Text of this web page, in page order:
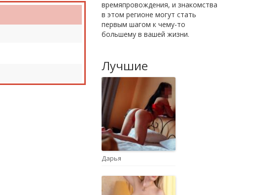
времяпровождения, и знакомства
в этом регионе могут стать
первым шагом к чему-то
большему в вашей жизни.
Лучшие
Дарья